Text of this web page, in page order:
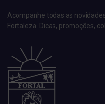
Acompanhe todas as
Fortaleza. Dicas, promoções,